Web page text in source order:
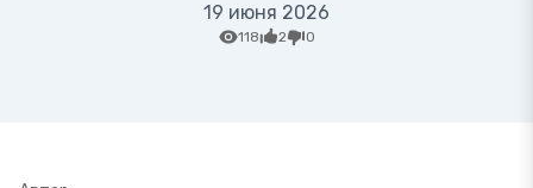
19 июня 2026
118 2 0